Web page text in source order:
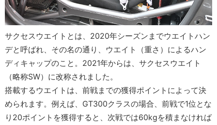
サクセスウエイトとは、2020年シーズンまでウエイトハン
デと呼ばれ、その名の通り、ウエイト（重さ）によるハン
ディキャップのこと。2021年からは、サクセスウエイト
（略称SW）に改称されました。
搭載するウエイトは、前戦までの獲得ポイントによって決
められます。例えば、GT300クラスの場合、前戦で1位とな
り20ポイントを獲得すると、次戦では60kgを積まなければ